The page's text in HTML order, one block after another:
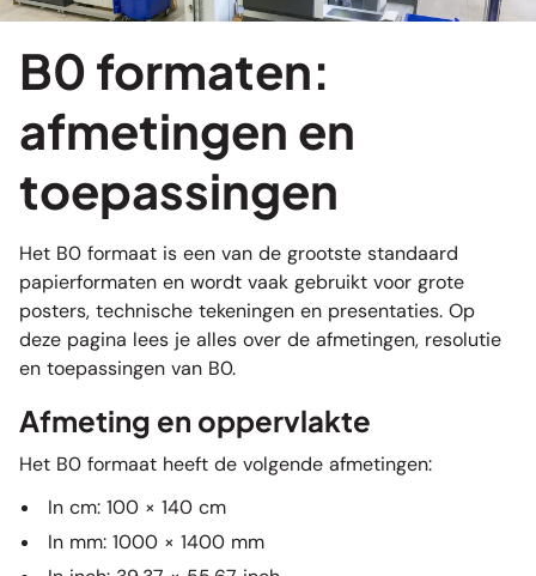
B0 formaten:
afmetingen en
toepassingen
Het B0 formaat is een van de grootste standaard
papierformaten en wordt vaak gebruikt voor grote
posters, technische tekeningen en presentaties. Op
deze pagina lees je alles over de afmetingen, resolutie
en toepassingen van B0.
Afmeting en oppervlakte
Het B0 formaat heeft de volgende afmetingen:
In cm: 100 × 140 cm
In mm: 1000 × 1400 mm